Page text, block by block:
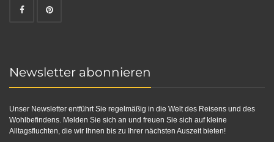
Newsletter abonnieren
Unser Newsletter entführt Sie regelmäßig in die Welt des Reisens und des
Wohlbefindens. Melden Sie sich an und freuen Sie sich auf kleine
Alltagsfluchten, die wir Ihnen bis zu Ihrer nächsten Auszeit bieten!